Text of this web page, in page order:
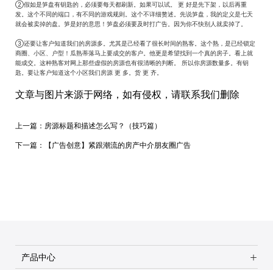
②假如是笋盘有钥匙的，必须要每天都刷新。如果可以试。 更 好是先下架，以后再重
发。这个不同的端口，有不同的游戏规则。这个不详细赘述。先说笋盘，我的定义是七天
就会被卖掉的盘。笋是好的意思！笋盘必须要及时打广告。因为你不快别人就卖掉了。
③还要让客户知道我们的房源多。尤其是己经看了很长时间的熟客。这个熟，是已经锁定
商圈、小区、户型！瓜熟蒂落马上要成交的客户。他更是希望找到一个真的房子。看上就
能成交。这种熟客对网上那些虚假的房源也有很清晰的判断。 所以你房源数量多。有钥
匙。要让客户知道这个小区我们房源 更 多。货 更 齐。
文章与图片来源于网络，如有侵权，请联系我们删除
上一篇： 房源标题和描述怎么写？（技巧篇）
下一篇： 【广告创意】紧跟潮流的房产中介朋友圈广告
产品中心